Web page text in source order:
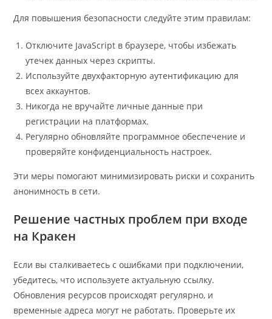
Для повышения безопасности следуйте этим правилам:
Отключите JavaScript в браузере, чтобы избежать
утечек данных через скрипты.
Используйте двухфакторную аутентификацию для
всех аккаунтов.
Никогда не вручайте личные данные при
регистрации на платформах.
Регулярно обновляйте программное обеспечение и
проверяйте конфиденциальность настроек.
Эти меры помогают минимизировать риски и сохранить
анонимность в сети.
Решение частных проблем при входе
на Кракен
Если вы сталкиваетесь с ошибками при подключении,
убедитесь, что используете актуальную ссылку.
Обновления ресурсов происходят регулярно, и
временные адреса могут не работать. Проверьте их